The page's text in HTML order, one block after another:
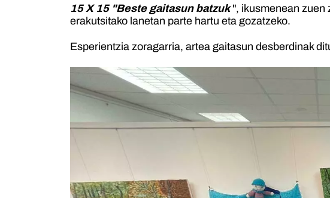
15 X 15 "Beste gaitasun batzuk", ikusmenean zuen
erakutsitako lanetan parte hartu eta gozatzeko.
Esperientzia zoragarria, artea gaitasun desberdinak